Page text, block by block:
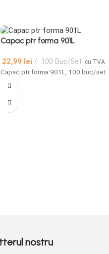
Capac ptr forma 901L
22,99 lei 100 Buc/Set cu TVA
Capac ptr forma 901L, 100 buc/set
nostru